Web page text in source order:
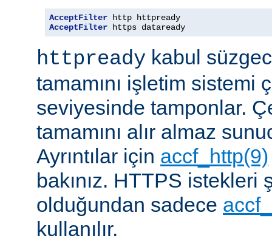
AcceptFilter
AcceptFilter https dataready
httpready kabul
tamamını işletim sistemi
seviyesinde tamponlar.
tamamını alır almaz
Ayrıntılar için accf_http(9)
bakınız. HTTPS istekleri
olduğundan sadece
kullanılır.